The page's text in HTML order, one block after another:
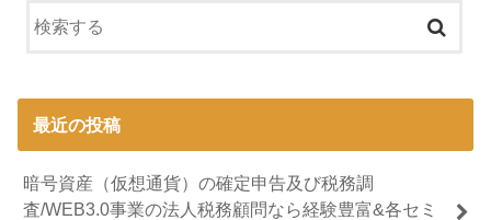
最近の投稿
暗号資産（仮想通貨）の確定申告及び税務調
査/WEB3.0事業の法人税務顧問なら経験豊富&各セミ